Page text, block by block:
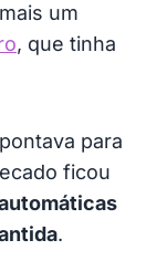
um
, que tinha
para
ficou
.